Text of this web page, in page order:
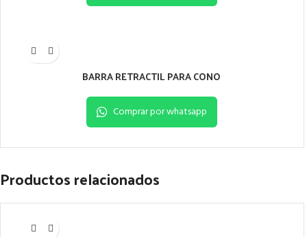
BARRA RETRACTIL PARA CONO
Comprar por whatsapp
Productos relacionados